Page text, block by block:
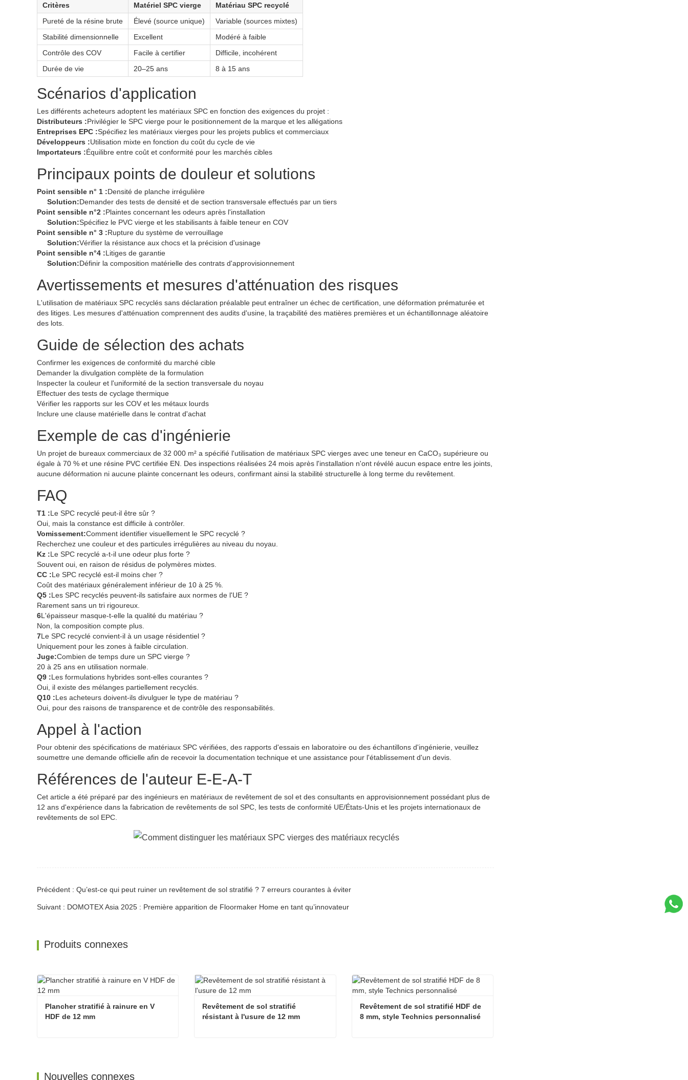
Critères Matériel SPC vierge
Matériau SPC recyclé
Pureté de la résine brute
Élevé (source unique)
Variable (sources mixtes)
Stabilité dimensionnelle
Excellent
Modéré à faible
Contrôle des COV
Facile à certifier
Difficile, incohérent
Durée de vie
20–25 ans 8 à 15 ans
Scénarios d'application
Les différents acheteurs adoptent les matériaux SPC en fonction des exigences du projet :
Distributeurs :Privilégier le SPC vierge pour le positionnement de la marque et les allégations
Entreprises EPC :Spécifiez les matériaux vierges pour les projets publics et commerciaux
Développeurs :Utilisation mixte en fonction du coût du cycle de vie
Importateurs :Équilibre entre coût et conformité pour les marchés cibles
Principaux points de douleur et solutions
Point sensible n° 1 :Densité de planche irrégulière
Solution:Demander des tests de densité et de section transversale effectués par un tiers
Point sensible n°2 :Plaintes concernant les odeurs après l'installation
Solution:Spécifiez le PVC vierge et les stabilisants à faible teneur en COV
Point sensible n° 3 :Rupture du système de verrouillage
Solution:Vérifier la résistance aux chocs et la précision d'usinage
Point sensible n°4 :Litiges de garantie
Solution:Définir la composition matérielle des contrats d'approvisionnement
Avertissements et mesures d'atténuation des risques
L'utilisation de matériaux SPC recyclés sans déclaration préalable peut entraîner un échec de certification, une déformation prématurée et
des litiges. Les mesures d'atténuation comprennent des audits d'usine, la traçabilité des matières premières et un échantillonnage aléatoire
des lots.
Guide de sélection des achats
Confirmer les exigences de conformité du marché cible
Demander la divulgation complète de la formulation
Inspecter la couleur et l'uniformité de la section transversale du noyau
Effectuer des tests de cyclage thermique
Vérifier les rapports sur les COV et les métaux lourds
Inclure une clause matérielle dans le contrat d'achat
Exemple de cas d'ingénierie
Un projet de bureaux commerciaux de 32 000 m² a spécifié l'utilisation de matériaux SPC vierges avec une teneur en CaCO₃ supérieure ou
égale à 70 % et une résine PVC certifiée EN. Des inspections réalisées 24 mois après l'installation n'ont révélé aucun espace entre les joints,
aucune déformation ni aucune plainte concernant les odeurs, confirmant ainsi la stabilité structurelle à long terme du revêtement.
FAQ
T1 :Le SPC recyclé peut-il être sûr ?
Oui, mais la constance est difficile à contrôler.
Vomissement:Comment identifier visuellement le SPC recyclé ?
Recherchez une couleur et des particules irrégulières au niveau du noyau.
Kz :Le SPC recyclé a-t-il une odeur plus forte ?
Souvent oui, en raison de résidus de polymères mixtes.
CC :Le SPC recyclé est-il moins cher ?
Coût des matériaux généralement inférieur de 10 à 25 %.
Q5 :Les SPC recyclés peuvent-ils satisfaire aux normes de l'UE ?
Rarement sans un tri rigoureux.
6L'épaisseur masque-t-elle la qualité du matériau ?
Non, la composition compte plus.
7Le SPC recyclé convient-il à un usage résidentiel ?
Uniquement pour les zones à faible circulation.
Juge:Combien de temps dure un SPC vierge ?
20 à 25 ans en utilisation normale.
Q9 :Les formulations hybrides sont-elles courantes ?
Oui, il existe des mélanges partiellement recyclés.
Q10 :Les acheteurs doivent-ils divulguer le type de matériau ?
Oui, pour des raisons de transparence et de contrôle des responsabilités.
Appel à l'action
Pour obtenir des spécifications de matériaux SPC vérifiées, des rapports d'essais en laboratoire ou des échantillons d'ingénierie, veuillez
soumettre une demande officielle afin de recevoir la documentation technique et une assistance pour l'établissement d'un devis.
Références de l'auteur E-E-A-T
Cet article a été préparé par des ingénieurs en matériaux de revêtement de sol et des consultants en approvisionnement possédant plus de
12 ans d'expérience dans la fabrication de revêtements de sol SPC, les tests de conformité UE/États-Unis et les projets internationaux de
revêtements de sol EPC.
Précédent : Qu’est-ce qui peut ruiner un revêtement de sol stratifié ? 7 erreurs courantes à éviter
Suivant : DOMOTEX Asia 2025 : Première apparition de Floormaker Home en tant qu’innovateur
Produits connexes
Plancher stratifié à rainure en V
HDF de 12 mm
Revêtement de sol stratifié
résistant à l'usure de 12 mm
Revêtement de sol stratifié HDF de
8 mm, style Technics personnalisé
Nouvelles connexes